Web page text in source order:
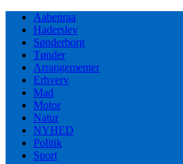
Aabenraa
Haderslev
Sønderborg
Tønder
Arrangementer
Erhverv
Mad
Motor
Natur
NYHED
Politik
Sport